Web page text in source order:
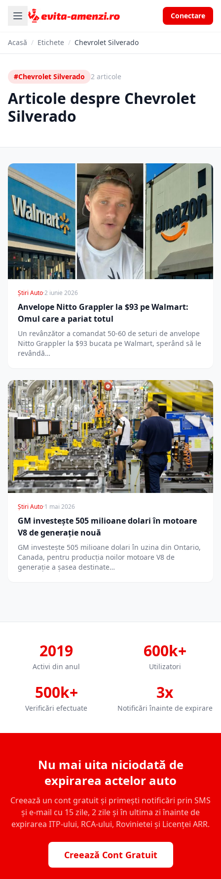
Conectare
Acasă / Etichete / Chevrolet Silverado
#Chevrolet Silverado 2 articole
Articole despre Chevrolet
Silverado
Știri Auto·2 iunie 2026
Anvelope Nitto Grappler la $93 pe Walmart:
Omul care a pariat totul
Un revânzător a comandat 50-60 de seturi de anvelope
Nitto Grappler la $93 bucata pe Walmart, sperând să le
revândă…
Știri Auto·1 mai 2026
GM investește 505 milioane dolari în motoare
V8 de generație nouă
GM investește 505 milioane dolari în uzina din Ontario,
Canada, pentru producția noilor motoare V8 de
generație a șasea destinate…
2019
Activi din anul
600k+
Utilizatori
500k+
Verificări efectuate
3x
Notificări înainte de expirare
Nu mai uita niciodată de
expirarea actelor auto
Creează un cont gratuit și primești notificări prin SMS
și e-mail cu 15 zile, 2 zile și în ultima zi înainte de
expirarea ITP-ului, RCA-ului, Rovinietei și Licenței ARR.
Creează Cont Gratuit